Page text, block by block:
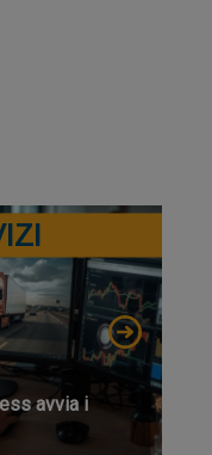
avvia i